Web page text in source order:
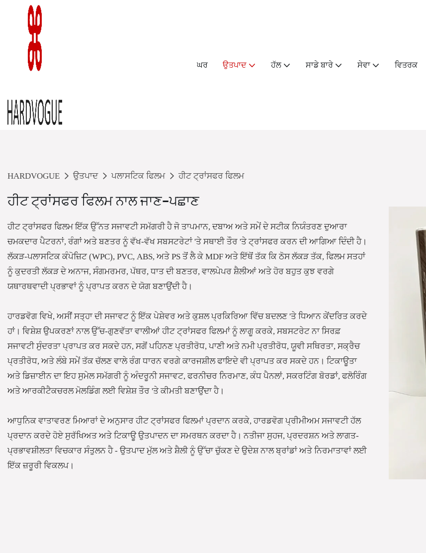
ਘਰ ਉਤਪਾਦ ਹੱਲ ਸਾਡੇ ਬਾਰੇ ਸੇਵਾ ਵਿਤਰਕ
HARDVOGUE ਉਤਪਾਦ ਪਲਾਸਟਿਕ ਫਿਲਮ ਹੀਟ ਟ੍ਰਾਂਸਫਰ ਫਿਲਮ
ਹੀਟ ਟ੍ਰਾਂਸਫਰ ਫਿਲਮ ਨਾਲ ਜਾਣ-ਪਛਾਣ
ਹੀਟ ਟ੍ਰਾਂਸਫਰ ਫਿਲਮ ਇੱਕ ਉੱਨਤ ਸਜਾਵਟੀ ਸਮੱਗਰੀ ਹੈ ਜੋ ਤਾਪਮਾਨ, ਦਬਾਅ ਅਤੇ ਸਮੇਂ ਦੇ ਸਟੀਕ ਨਿਯੰਤਰਣ ਦੁਆਰਾ
ਚਮਕਦਾਰ ਪੈਟਰਨਾਂ, ਰੰਗਾਂ ਅਤੇ ਬਣਤਰ ਨੂੰ ਵੱਖ-ਵੱਖ ਸਬਸਟਰੇਟਾਂ 'ਤੇ ਸਥਾਈ ਤੌਰ 'ਤੇ ਟ੍ਰਾਂਸਫਰ ਕਰਨ ਦੀ ਆਗਿਆ ਦਿੰਦੀ ਹੈ।
ਲੱਕੜ-ਪਲਾਸਟਿਕ ਕੰਪੋਜ਼ਿਟ (WPC), PVC, ABS, ਅਤੇ PS ਤੋਂ ਲੈ ਕੇ MDF ਅਤੇ ਇੱਥੋਂ ਤੱਕ ਕਿ ਠੋਸ ਲੱਕੜ ਤੱਕ, ਫਿਲਮ ਸਤਹਾਂ
ਨੂੰ ਕੁਦਰਤੀ ਲੱਕੜ ਦੇ ਅਨਾਜ, ਸੰਗਮਰਮਰ, ਪੱਥਰ, ਧਾਤ ਦੀ ਬਣਤਰ, ਵਾਲਪੇਪਰ ਸ਼ੈਲੀਆਂ ਅਤੇ ਹੋਰ ਬਹੁਤ ਕੁਝ ਵਰਗੇ
ਯਥਾਰਥਵਾਦੀ ਪ੍ਰਭਾਵਾਂ ਨੂੰ ਪ੍ਰਾਪਤ ਕਰਨ ਦੇ ਯੋਗ ਬਣਾਉਂਦੀ ਹੈ।
ਹਾਰਡਵੋਗ ਵਿਖੇ, ਅਸੀਂ ਸਤ੍ਹਾ ਦੀ ਸਜਾਵਟ ਨੂੰ ਇੱਕ ਪੇਸ਼ੇਵਰ ਅਤੇ ਕੁਸ਼ਲ ਪ੍ਰਕਿਰਿਆ ਵਿੱਚ ਬਦਲਣ 'ਤੇ ਧਿਆਨ ਕੇਂਦਰਿਤ ਕਰਦੇ
ਹਾਂ। ਵਿਸ਼ੇਸ਼ ਉਪਕਰਣਾਂ ਨਾਲ ਉੱਚ-ਗੁਣਵੱਤਾ ਵਾਲੀਆਂ ਹੀਟ ਟ੍ਰਾਂਸਫਰ ਫਿਲਮਾਂ ਨੂੰ ਲਾਗੂ ਕਰਕੇ, ਸਬਸਟਰੇਟ ਨਾ ਸਿਰਫ਼
ਸਜਾਵਟੀ ਸੁੰਦਰਤਾ ਪ੍ਰਾਪਤ ਕਰ ਸਕਦੇ ਹਨ, ਸਗੋਂ ਪਹਿਨਣ ਪ੍ਰਤੀਰੋਧ, ਪਾਣੀ ਅਤੇ ਨਮੀ ਪ੍ਰਤੀਰੋਧ, ਯੂਵੀ ਸਥਿਰਤਾ, ਸਕ੍ਰੈਚ
ਪ੍ਰਤੀਰੋਧ, ਅਤੇ ਲੰਬੇ ਸਮੇਂ ਤੱਕ ਚੱਲਣ ਵਾਲੇ ਰੰਗ ਧਾਰਨ ਵਰਗੇ ਕਾਰਜਸ਼ੀਲ ਫਾਇਦੇ ਵੀ ਪ੍ਰਾਪਤ ਕਰ ਸਕਦੇ ਹਨ। ਟਿਕਾਊਤਾ
ਅਤੇ ਡਿਜ਼ਾਈਨ ਦਾ ਇਹ ਸੁਮੇਲ ਸਮੱਗਰੀ ਨੂੰ ਅੰਦਰੂਨੀ ਸਜਾਵਟ, ਫਰਨੀਚਰ ਨਿਰਮਾਣ, ਕੰਧ ਪੈਨਲਾਂ, ਸਕਰਟਿੰਗ ਬੋਰਡਾਂ, ਫਲੋਰਿੰਗ
ਅਤੇ ਆਰਕੀਟੈਕਚਰਲ ਮੋਲਡਿੰਗ ਲਈ ਵਿਸ਼ੇਸ਼ ਤੌਰ 'ਤੇ ਕੀਮਤੀ ਬਣਾਉਂਦਾ ਹੈ।
ਆਧੁਨਿਕ ਵਾਤਾਵਰਣ ਮਿਆਰਾਂ ਦੇ ਅਨੁਸਾਰ ਹੀਟ ਟ੍ਰਾਂਸਫਰ ਫਿਲਮਾਂ ਪ੍ਰਦਾਨ ਕਰਕੇ, ਹਾਰਡਵੋਗ ਪ੍ਰੀਮੀਅਮ ਸਜਾਵਟੀ ਹੱਲ
ਪ੍ਰਦਾਨ ਕਰਦੇ ਹੋਏ ਸੁਰੱਖਿਅਤ ਅਤੇ ਟਿਕਾਊ ਉਤਪਾਦਨ ਦਾ ਸਮਰਥਨ ਕਰਦਾ ਹੈ। ਨਤੀਜਾ ਸੁਹਜ, ਪ੍ਰਦਰਸ਼ਨ ਅਤੇ ਲਾਗਤ-
ਪ੍ਰਭਾਵਸ਼ੀਲਤਾ ਵਿਚਕਾਰ ਸੰਤੁਲਨ ਹੈ - ਉਤਪਾਦ ਮੁੱਲ ਅਤੇ ਸ਼ੈਲੀ ਨੂੰ ਉੱਚਾ ਚੁੱਕਣ ਦੇ ਉਦੇਸ਼ ਨਾਲ ਬ੍ਰਾਂਡਾਂ ਅਤੇ ਨਿਰਮਾਤਾਵਾਂ ਲਈ
ਇੱਕ ਜ਼ਰੂਰੀ ਵਿਕਲਪ।